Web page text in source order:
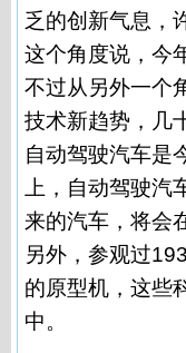
乏的创新气息，
这个角度说，今
不过从另外一个
技术新趋势，几
自动驾驶汽车是
上，自动驾驶
来的汽车，将会
另外，参观过
的原型机，这些
中。